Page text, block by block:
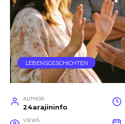
LEBENSGESCHICHTEN
AUTHOR
24arajininfo
VIEWS